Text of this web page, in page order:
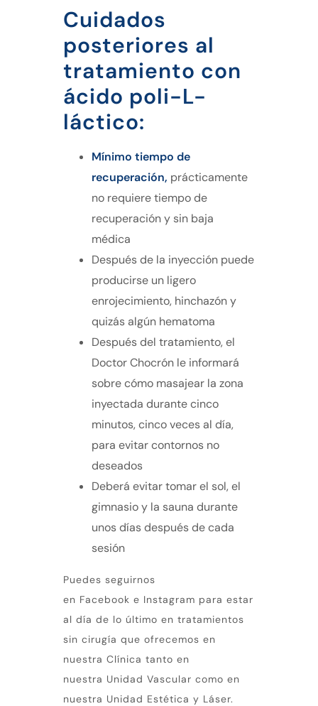
Cuidados
posteriores al
tratamiento con
ácido poli-L-
láctico:
Mínimo tiempo de
recuperación, prácticamente
no requiere tiempo de
recuperación y sin baja
médica
Después de la inyección puede
producirse un ligero
enrojecimiento, hinchazón y
quizás algún hematoma
Después del tratamiento, el
Doctor Chocrón le informará
sobre cómo masajear la zona
inyectada durante cinco
minutos, cinco veces al día,
para evitar contornos no
deseados
Deberá evitar tomar el sol, el
gimnasio y la sauna durante
unos días después de cada
sesión
Puedes seguirnos
en Facebook e Instagram para estar
al día de lo último en tratamientos
sin cirugía que ofrecemos en
nuestra Clínica tanto en
nuestra Unidad Vascular como en
nuestra Unidad Estética y Láser.